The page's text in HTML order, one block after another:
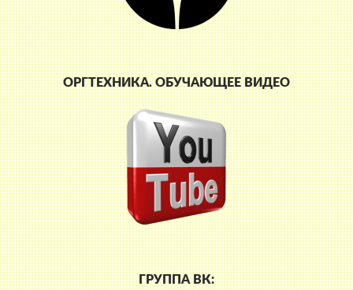
ОРГТЕХНИКА. ОБУЧАЮЩЕЕ ВИДЕО
ГРУППА ВК: